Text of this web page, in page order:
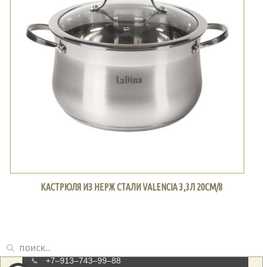
КАСТРЮЛЯ ИЗ НЕРЖ СТАЛИ VALENCIA 3,3Л 20СМ/8